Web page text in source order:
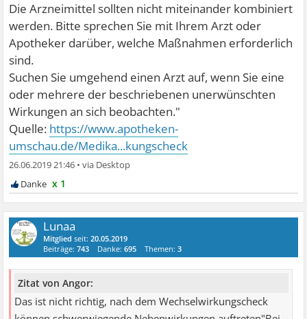
Die Arzneimittel sollten nicht miteinander kombiniert
werden. Bitte sprechen Sie mit Ihrem Arzt oder
Apotheker darüber, welche Maßnahmen erforderlich
sind.
Suchen Sie umgehend einen Arzt auf, wenn Sie eine
oder mehrere der beschriebenen unerwünschten
Wirkungen an sich beobachten."
Quelle: https://www.apotheken-
umschau.de/Medika...kungscheck
26.06.2019 21:46 •
x 1
Lunaa
Mitglied seit:20.05.2019
Beiträge:743 Danke:695 Themen:3
Zitat von Angor:
Das ist nicht richtig, nach dem Wechselwirkungscheck